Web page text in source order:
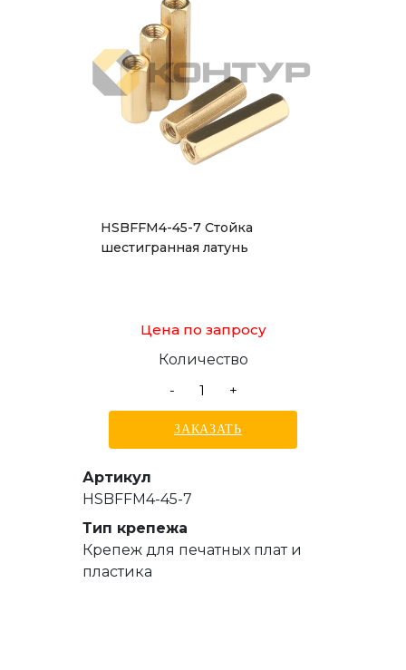
HSBFFM4-45-7 Стойка
шестигранная латунь
Цена по запросу
Количество
-
+
ЗАКАЗАТЬ
Артикул
HSBFFM4-45-7
Тип крепежа
Крепеж для печатных плат и
пластика